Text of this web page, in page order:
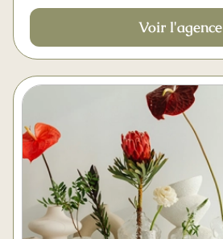
Voir l'agence